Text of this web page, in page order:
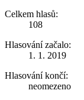
Celkem hlasů:
108
Hlasování začalo:
1. 1. 2019
Hlasování končí:
neomezeno